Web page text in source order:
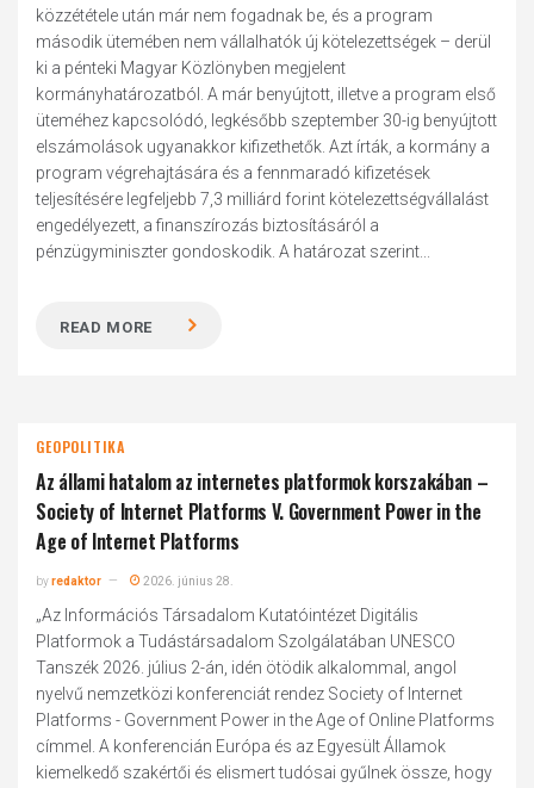
közzététele után már nem fogadnak be, és a program
második ütemében nem vállalhatók új kötelezettségek – derül
ki a pénteki Magyar Közlönyben megjelent
kormányhatározatból. A már benyújtott, illetve a program első
üteméhez kapcsolódó, legkésőbb szeptember 30-ig benyújtott
elszámolások ugyanakkor kifizethetők. Azt írták, a kormány a
program végrehajtására és a fennmaradó kifizetések
teljesítésére legfeljebb 7,3 milliárd forint kötelezettségvállalást
engedélyezett, a finanszírozás biztosításáról a
pénzügyminiszter gondoskodik. A határozat szerint...
READ MORE
GEOPOLITIKA
Az állami hatalom az internetes platformok korszakában –
Society of Internet Platforms V. Government Power in the
Age of Internet Platforms
byredaktor 2026. június 28.
„Az Információs Társadalom Kutatóintézet Digitális
Platformok a Tudástársadalom Szolgálatában UNESCO
Tanszék 2026. július 2-án, idén ötödik alkalommal, angol
nyelvű nemzetközi konferenciát rendez Society of Internet
Platforms - Government Power in the Age of Online Platforms
címmel. A konferencián Európa és az Egyesült Államok
kiemelkedő szakértői és elismert tudósai gyűlnek össze, hogy